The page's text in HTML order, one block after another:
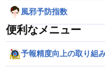
風邪予防指数
便利なメニュー
予報精度向上の取り組